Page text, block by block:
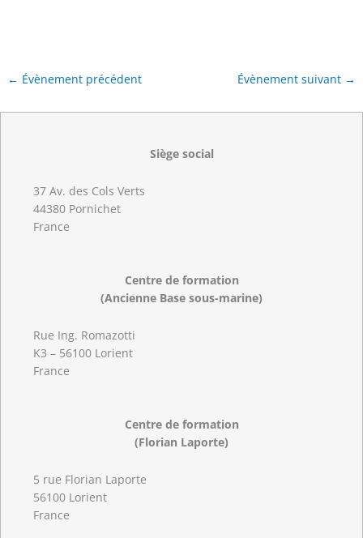
← Évènement précédent Évènement suivant →
Siège social
37 Av. des Cols Verts
44380 Pornichet
France
Centre de formation
(Ancienne Base sous-marine)
Rue Ing. Romazotti
K3 – 56100 Lorient
France
Centre de formation
(Florian Laporte)
5 rue Florian Laporte
56100 Lorient
France